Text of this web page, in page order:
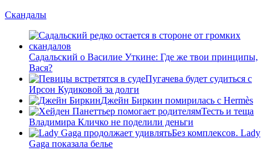
Скандалы
Садальский о Василие Уткине: Где же твои принципы,
Вася?
Пугачева будет судиться с
Ирсон Кудиковой за долги
Джейн Биркин помирилась с Hermès
Тесть и теща
Владимира Кличко не поделили деньги
Без комплексов. Lady
Gaga показала белье